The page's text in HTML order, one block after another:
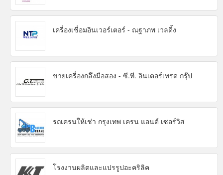
เครื่องเชื่อมอินเวอร์เตอร์ - ณฐาภพ เวลดิ้ง
ขายเครื่องกลึงมือสอง - ซี.ที. อินเตอร์เทรด กรุ๊ป
รถเครนให้เช่า กรุงเทพ เครน แอนด์ เซอร์วิส
โรงงานผลิตและแปรรูปอะคริลิค